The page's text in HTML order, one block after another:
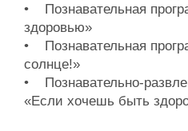
• Познавательная
здоровью»
• Познавательная
солнце!»
• Познавательно-
«Если хочешь быть